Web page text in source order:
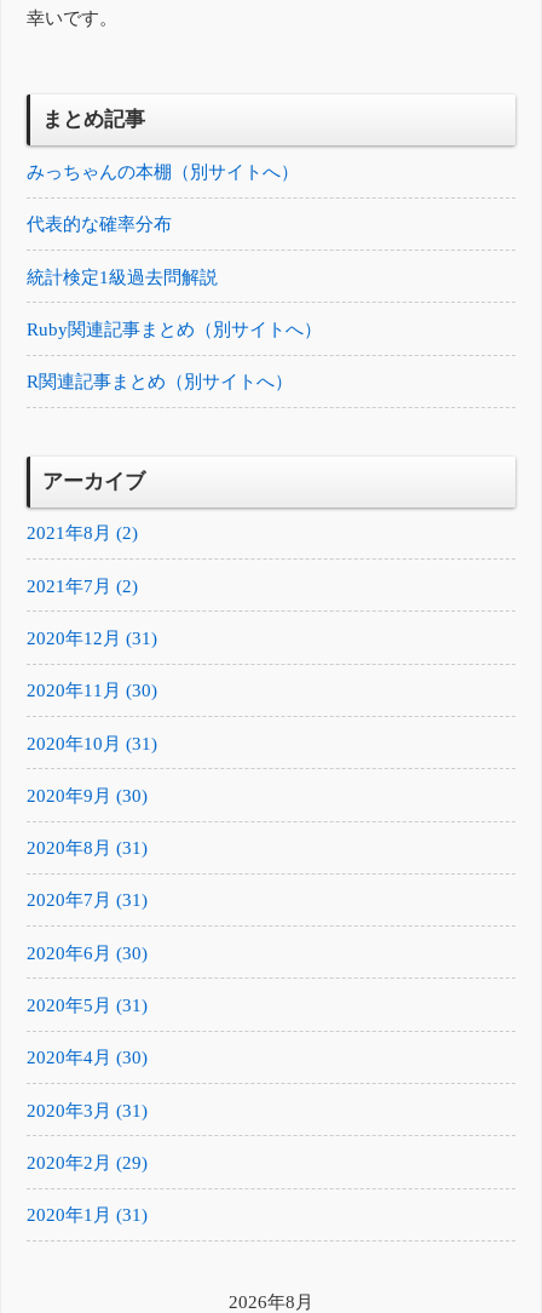
幸いです。
まとめ記事
みっちゃんの本棚（別サイトへ）
代表的な確率分布
統計検定1級過去問解説
Ruby関連記事まとめ（別サイトへ）
R関連記事まとめ（別サイトへ）
アーカイブ
2021年8月 (2)
2021年7月 (2)
2020年12月 (31)
2020年11月 (30)
2020年10月 (31)
2020年9月 (30)
2020年8月 (31)
2020年7月 (31)
2020年6月 (30)
2020年5月 (31)
2020年4月 (30)
2020年3月 (31)
2020年2月 (29)
2020年1月 (31)
2026年8月